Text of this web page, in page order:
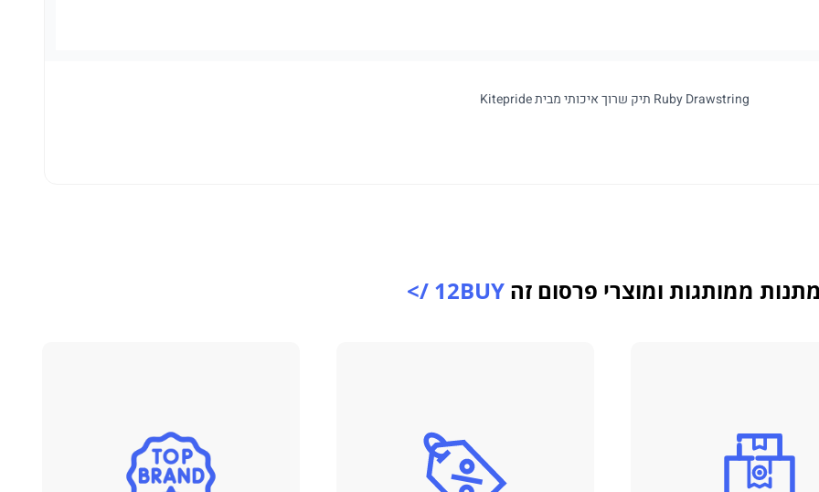
Ruby Drawstring תיק שרוך איכותי מבית Kitepride
ממותגות ומוצרי פרסום זה 12BUY />